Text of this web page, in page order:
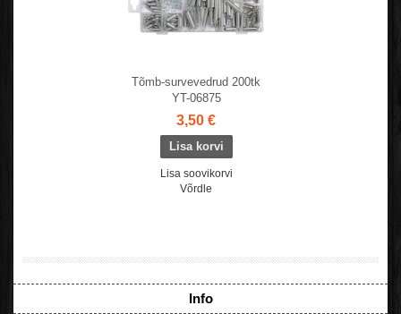
Tõmb-survevedrud 200tk
YT-06875
3,50 €
Lisa soovikorvi
Võrdle
Info